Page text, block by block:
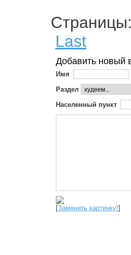
Last
Добавить новый
Имя
Раздел
Населенный пункт
[Заменить картинку!]